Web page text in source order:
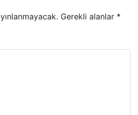
Gerekli alanlar *